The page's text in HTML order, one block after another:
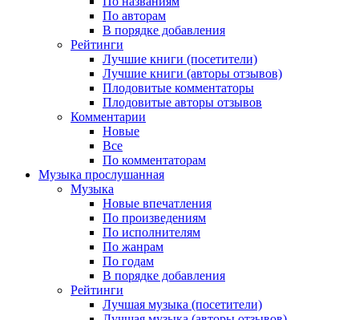
По авторам
В порядке добавления
Рейтинги
Лучшие книги (посетители)
Лучшие книги (авторы отзывов)
Плодовитые комментаторы
Плодовитые авторы отзывов
Комментарии
Новые
Все
По комментаторам
Музыка прослушанная
Музыка
Новые впечатления
По произведениям
По исполнителям
По жанрам
По годам
В порядке добавления
Рейтинги
Лучшая музыка (посетители)